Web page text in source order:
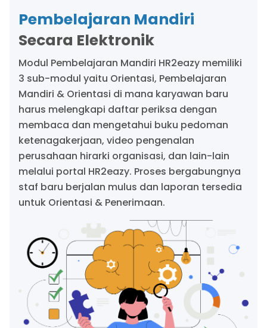
Pembelajaran Mandiri
Secara Elektronik
Modul Pembelajaran Mandiri HR2eazy memiliki
3 sub-modul yaitu Orientasi, Pembelajaran
Mandiri & Orientasi di mana karyawan baru
harus melengkapi daftar periksa dengan
membaca dan mengetahui buku pedoman
ketenagakerjaan, video pengenalan
perusahaan hirarki organisasi, dan lain-lain
melalui portal HR2eazy. Proses bergabungnya
staf baru berjalan mulus dan laporan tersedia
untuk Orientasi & Penerimaan.